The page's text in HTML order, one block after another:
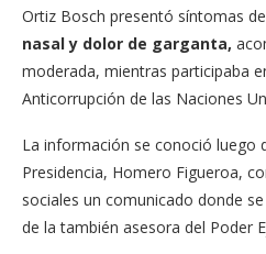
Ortiz Bosch presentó síntomas de
nasal y dolor de garganta,
moderada, mientras participaba
Anticorrupción de las Naciones
La información se conoció luego
Presidencia, Homero Figueroa,
sociales un comunicado donde
de la también asesora del Poder